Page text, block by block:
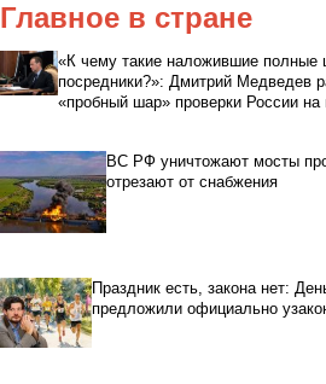
Главное в стране
«К чему такие наложившие полные
посредники?»: Дмитрий Медведев
«пробный шар» проверки России на
ВС РФ уничтожают мосты
отрезают от снабжения
Праздник есть, закона нет:
предложили официально